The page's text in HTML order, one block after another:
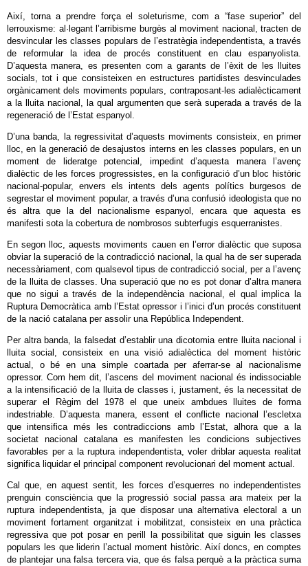
Així, torna a prendre força el soleturisme, com a “fase superior” del
lerrouxisme: al·legant l’arribisme burgès al moviment nacional, tracten de
desvincular les classes populars de l’estratègia independentista, a través
de reformular la idea de procés constituent en clau espanyolista.
D’aquesta manera, es presenten com a garants de l’èxit de les lluites
socials, tot i que consisteixen en estructures partidistes desvinculades
orgànicament dels moviments populars, contraposant-les adialècticament
a la lluita nacional, la qual argumenten que serà superada a través de la
regeneració de l’Estat espanyol.
D’una banda, la regressivitat d’aquests moviments consisteix, en primer
lloc, en la generació de desajustos interns en les classes populars, en un
moment de lideratge potencial, impedint d’aquesta manera l’avenç
dialèctic de les forces progressistes, en la configuració d’un bloc històric
nacional-popular, envers els intents dels agents polítics burgesos de
segrestar el moviment popular, a través d’una confusió ideologista que no
és altra que la del nacionalisme espanyol, encara que aquesta es
manifesti sota la cobertura de nombrosos subterfugis esquerranistes.
En segon lloc, aquests moviments cauen en l’error dialèctic que suposa
obviar la superació de la contradicció nacional, la qual ha de ser superada
necessàriament, com qualsevol tipus de contradicció social, per a l’avenç
de la lluita de classes. Una superació que no es pot donar d’altra manera
que no sigui a través de la independència nacional, el qual implica la
Ruptura Democràtica amb l’Estat opressor i l’inici d’un procés constituent
de la nació catalana per assolir una República Independent.
Per altra banda, la falsedat d’establir una dicotomia entre lluita nacional i
lluita social, consisteix en una visió adialèctica del moment històric
actual, o bé en una simple coartada per aferrar-se al nacionalisme
opressor. Com hem dit, l’ascens del moviment nacional és indissociable
a la intensificació de la lluita de classes i, justament, és la necessitat de
superar el Règim del 1978 el que uneix ambdues lluites de forma
indestriable. D’aquesta manera, essent el conflicte nacional l’escletxa
que intensifica més les contradiccions amb l’Estat, alhora que a la
societat nacional catalana es manifesten les condicions subjectives
favorables per a la ruptura independentista, voler driblar aquesta realitat
significa liquidar el principal component revolucionari del moment actual.
Cal que, en aquest sentit, les forces d’esquerres no independentistes
prenguin consciència que la progressió social passa ara mateix per la
ruptura independentista, ja que disposar una alternativa electoral a un
moviment fortament organitzat i mobilitzat, consisteix en una pràctica
regressiva que pot posar en perill la possibilitat que siguin les classes
populars les que liderin l’actual moment històric. Així doncs, en comptes
de plantejar una falsa tercera via, que és falsa perquè a la pràctica suma